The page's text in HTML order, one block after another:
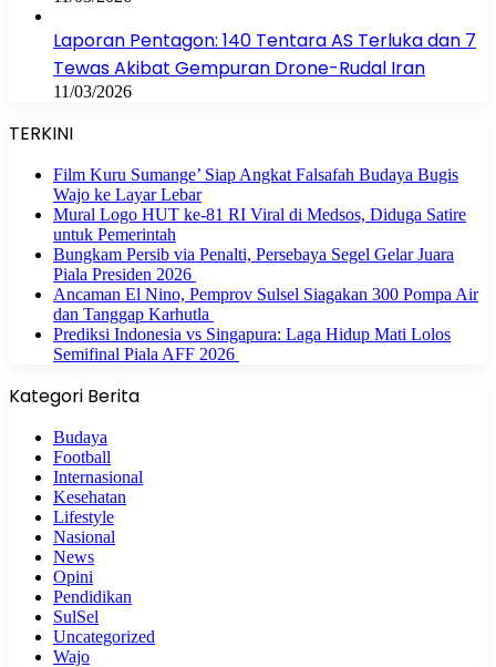
Laporan Pentagon: 140 Tentara AS Terluka dan 7
Tewas Akibat Gempuran Drone-Rudal Iran
11/03/2026
TERKINI
Film Kuru Sumange’ Siap Angkat Falsafah Budaya Bugis
Wajo ke Layar Lebar
Mural Logo HUT ke-81 RI Viral di Medsos, Diduga Satire
untuk Pemerintah
Bungkam Persib via Penalti, Persebaya Segel Gelar Juara
Piala Presiden 2026
Ancaman El Nino, Pemprov Sulsel Siagakan 300 Pompa Air
dan Tanggap Karhutla
Prediksi Indonesia vs Singapura: Laga Hidup Mati Lolos
Semifinal Piala AFF 2026
Kategori Berita
Budaya
Football
Internasional
Kesehatan
Lifestyle
Nasional
News
Opini
Pendidikan
SulSel
Uncategorized
Wajo